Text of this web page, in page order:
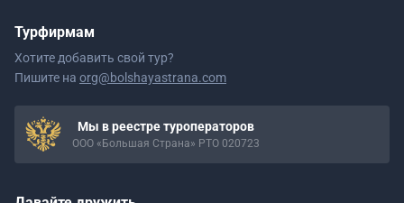
Турфирмам
Хотите добавить свой тур?
Пишите на org@bolshayastrana.com
Мы в реестре туроператоров
ООО «Большая Страна» РТО 020723